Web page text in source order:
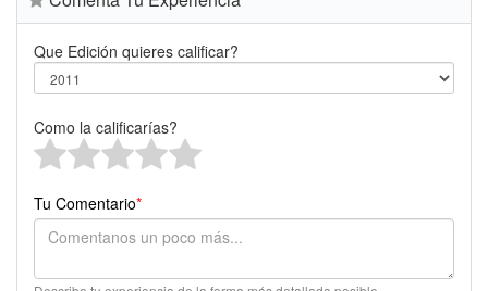
Que Edición quieres calificar?
Como la calificarías?
Tu Comentario*